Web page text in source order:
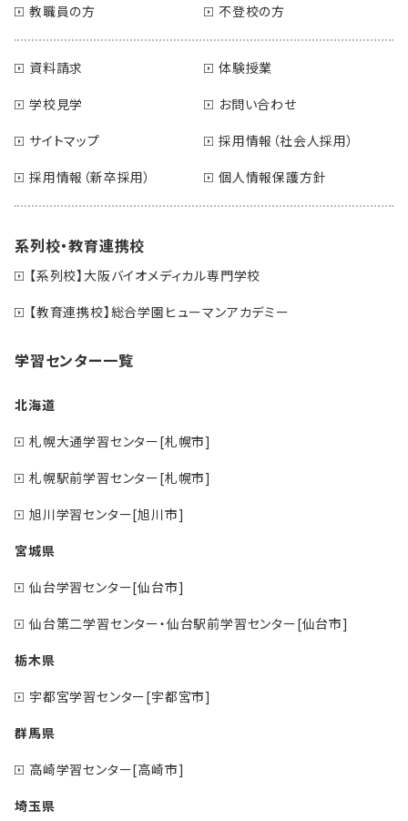
教職員の方 不登校の方
資料請求
体験授業
学校見学
お問い合わせ
サイトマップ
採用情報（社会人採用）
採用情報（新卒採用）
個人情報保護方針
系列校・教育連携校
【系列校】大阪バイオメディカル専門学校
【教育連携校】総合学園ヒューマンアカデミー
学習センター一覧
北海道
札幌大通学習センター[札幌市]
札幌駅前学習センター[札幌市]
旭川学習センター[旭川市]
宮城県
仙台学習センター[仙台市]
仙台第二学習センター・仙台駅前学習センター[仙台市]
栃木県
宇都宮学習センター[宇都宮市]
群馬県
高崎学習センター[高崎市]
埼玉県